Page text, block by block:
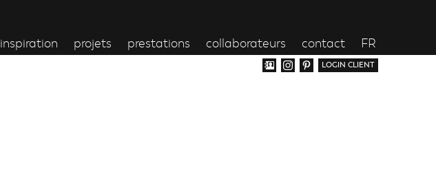
inspiration projets prestations collaborateurs contact FR
LOGIN CLIENT